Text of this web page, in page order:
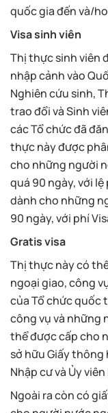
quốc gia đến và/
Visa sinh viên
Thị thực sinh viên
nhập cảnh vào
Nghiên cứu sinh,
trao đổi và Sinh
các Tổ chức đã
thực này được
cho những người
quá 90 ngày, với lệ
dành cho những
90 ngày, với phí
Gratis visa
Thị thực này có
ngoại giao, công
của Tổ chức quốc
công vụ và những
thể được cấp cho
sở hữu Giấy thông
Nhập cư và Ủy
Ngoài ra còn có